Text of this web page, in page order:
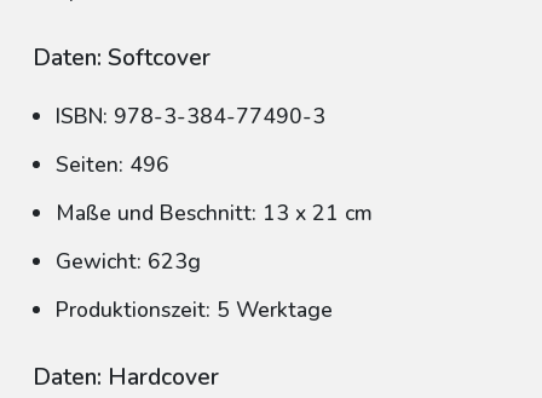
Daten: Softcover
ISBN: 978-3-384-77490-3
Seiten: 496
Maße und Beschnitt: 13 x 21 cm
Gewicht: 623g
Produktionszeit: 5 Werktage
Daten: Hardcover